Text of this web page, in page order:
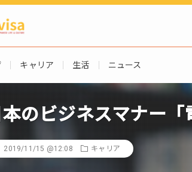
キャリア 生活 ニュース
のビジネスマナー
2019/11/15 @12:08 キャリア